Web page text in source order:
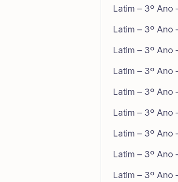
Latim – 3º Ano
Latim – 3º Ano
Latim – 3º Ano
Latim – 3º Ano
Latim – 3º Ano
Latim – 3º Ano
Latim – 3º Ano
Latim – 3º Ano
Latim – 3º Ano